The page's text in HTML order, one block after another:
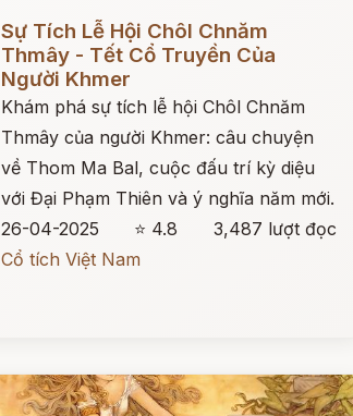
Sự Tích Lễ Hội Chôl Chnăm
Thmây - Tết Cổ Truyền Của
Người Khmer
Khám phá sự tích lễ hội Chôl Chnăm
Thmây của người Khmer: câu chuyện
về Thom Ma Bal, cuộc đấu trí kỳ diệu
với Đại Phạm Thiên và ý nghĩa năm mới.
26-04-2025
⭐ 4.8
3,487 lượt đọc
Cổ tích Việt Nam